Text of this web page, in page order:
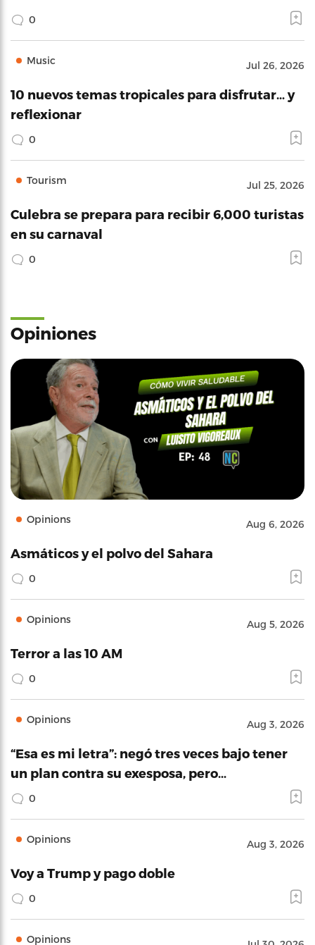
0
Music Jul 26, 2026
10 nuevos temas tropicales para disfrutar… y
reflexionar
0
Tourism Jul 25, 2026
Culebra se prepara para recibir 6,000 turistas
en su carnaval
0
Opiniones
Opinions Aug 6, 2026
Asmáticos y el polvo del Sahara
0
Opinions Aug 5, 2026
Terror a las 10 AM
0
Opinions Aug 3, 2026
“Esa es mi letra”: negó tres veces bajo tener
un plan contra su exesposa, pero…
0
Opinions Aug 3, 2026
Voy a Trump y pago doble
0
Opinions